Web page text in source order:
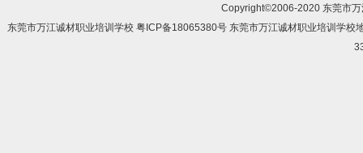
Copyright©2006-2020 东莞市
东莞市万江诚材职业培训学校 粤ICP备18065380号 东莞市万江诚材职业培训学